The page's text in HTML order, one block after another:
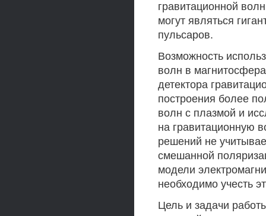
гравитационной
могут являться
пульсаров.
Возможность
волн в
детектора
построения более
волн с плазмой и
на гравитационную
решений не
смешанной
модели
необходимо учесть
Цель и задачи